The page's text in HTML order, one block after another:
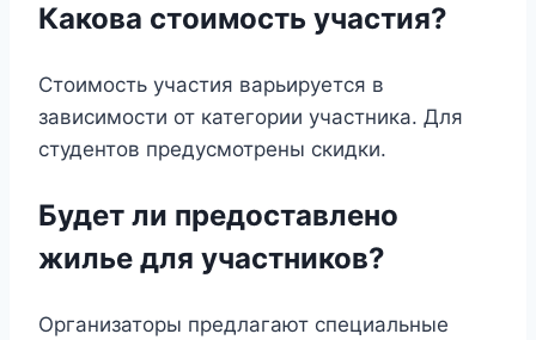
Какова стоимость участия?
Стоимость участия варьируется в
зависимости от категории участника. Для
студентов предусмотрены скидки.
Будет ли предоставлено
жилье для участников?
Организаторы предлагают специальные